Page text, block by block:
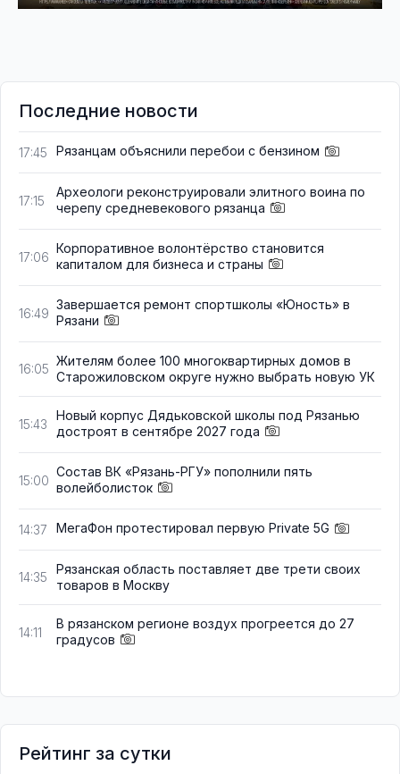
Последние новости
17:45 Рязанцам объяснили перебои с бензином
17:15
Археологи реконструировали элитного воина по
черепу средневекового рязанца
17:06
Корпоративное волонтёрство становится
капиталом для бизнеса и страны
16:49
Завершается ремонт спортшколы «Юность» в
Рязани
16:05
Жителям более 100 многоквартирных домов в
Старожиловском округе нужно выбрать новую УК
15:43
Новый корпус Дядьковской школы под Рязанью
достроят в сентябре 2027 года
15:00
Состав ВК «Рязань-РГУ» пополнили пять
волейболисток
14:37 МегаФон протестировал первую Private 5G
14:35
Рязанская область поставляет две трети своих
товаров в Москву
14:11
В рязанском регионе воздух прогреется до 27
градусов
Рейтинг за сутки